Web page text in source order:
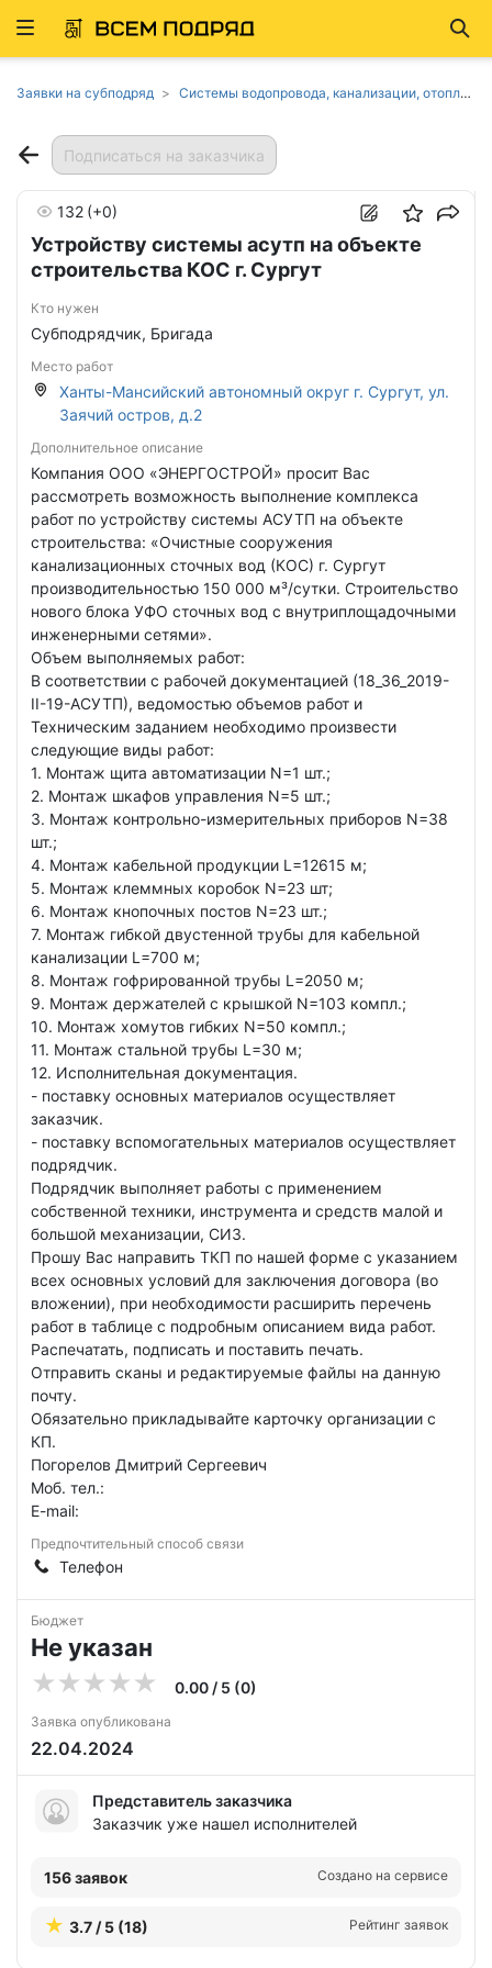
Развернуть
Заявки на субподряд Системы водопровода, канализации, отопления в Ханты-Мансийском автономном округе
Подписаться на заказчика
Устройству системы асутп на объекте
строительства КОС г. Сургут
132 (+0)
Кто нужен
Субподрядчик, Бригада
Место работ
Ханты-Мансийский автономный округ г. Сургут, ул.
Заячий остров, д.2
Дополнительное описание
Компания ООО «ЭНЕРГОСТРОЙ» просит Вас
рассмотреть возможность выполнение комплекса
работ по устройству системы АСУТП на объекте
строительства: «Очистные сооружения
канализационных сточных вод (КОС) г. Сургут
производительностью 150 000 м³/сутки. Строительство
нового блока УФО сточных вод с внутриплощадочными
инженерными сетями».
Объем выполняемых работ:
В соответствии с рабочей документацией (18_36_2019-
II-19-АСУТП), ведомостью объемов работ и
Техническим заданием необходимо произвести
следующие виды работ:
1. Монтаж щита автоматизации N=1 шт.;
2. Монтаж шкафов управления N=5 шт.;
3. Монтаж контрольно-измерительных приборов N=38
шт.;
4. Монтаж кабельной продукции L=12615 м;
5. Монтаж клеммных коробок N=23 шт;
6. Монтаж кнопочных постов N=23 шт.;
7. Монтаж гибкой двустенной трубы для кабельной
канализации L=700 м;
8. Монтаж гофрированной трубы L=2050 м;
9. Монтаж держателей с крышкой N=103 компл.;
10. Монтаж хомутов гибких N=50 компл.;
11. Монтаж стальной трубы L=30 м;
12. Исполнительная документация.
- поставку основных материалов осуществляет
заказчик.
- поставку вспомогательных материалов осуществляет
подрядчик.
Подрядчик выполняет работы с применением
собственной техники, инструмента и средств малой и
большой механизации, СИЗ.
Прошу Вас направить ТКП по нашей форме с указанием
всех основных условий для заключения договора (во
вложении), при необходимости расширить перечень
работ в таблице с подробным описанием вида работ.
Распечатать, подписать и поставить печать.
Отправить сканы и редактируемые файлы на данную
почту.
Обязательно прикладывайте карточку организации с
КП.
Погорелов Дмитрий Сергеевич
Моб. тел.:
E-mail:
Предпочтительный способ связи
Телефон
Бюджет
Не указан
0.00 / 5 (0)
Заявка опубликована
22.04.2024
Представитель заказчика
Заказчик уже нашел исполнителей
156 заявок Создано на сервисе
3.7 / 5 (18) Рейтинг заявок